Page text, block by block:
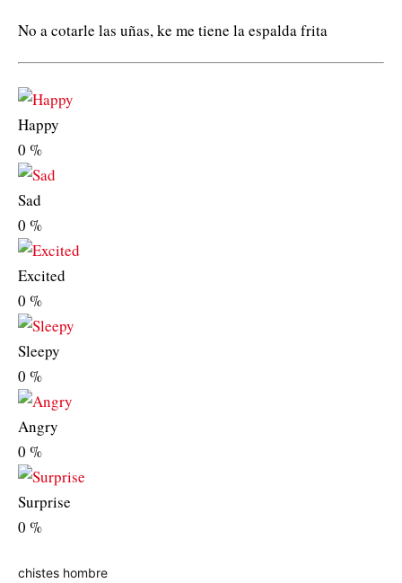
No a cotarle las uñas, ke me tiene la espalda frita
Happy
0 %
Sad
0 %
Excited
0 %
Sleepy
0 %
Angry
0 %
Surprise
0 %
chistes hombre